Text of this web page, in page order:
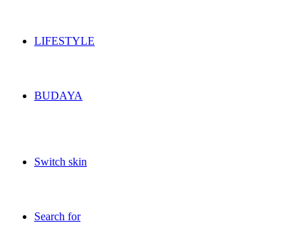
LIFESTYLE
BUDAYA
Switch skin
Search for